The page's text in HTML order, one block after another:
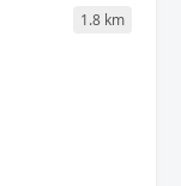
1.8 km